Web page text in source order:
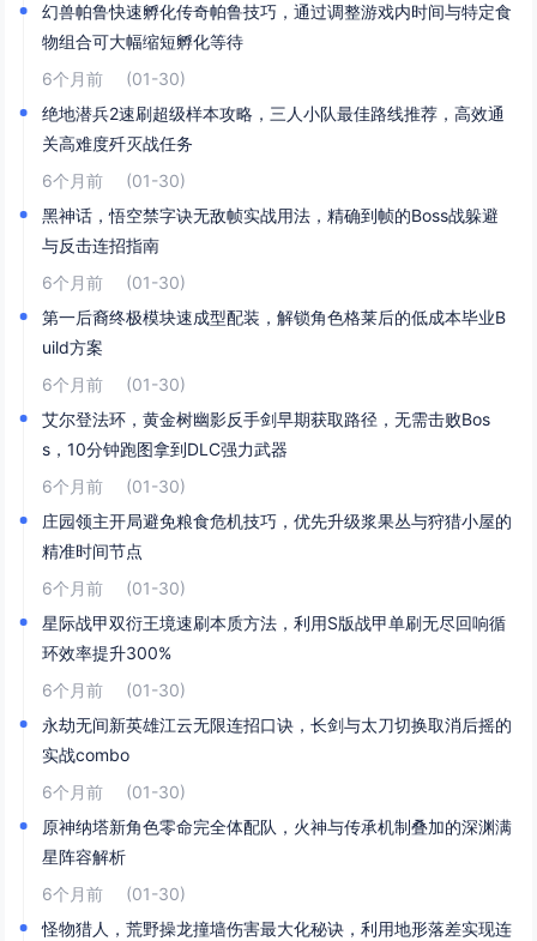
幻兽帕鲁快速孵化传奇帕鲁技巧，通过调整游戏内时间与特定食
物组合可大幅缩短孵化等待
6个月前
(01-30)
绝地潜兵2速刷超级样本攻略，三人小队最佳路线推荐，高效通
关高难度歼灭战任务
6个月前
(01-30)
黑神话，悟空禁字诀无敌帧实战用法，精确到帧的Boss战躲避
与反击连招指南
6个月前
(01-30)
第一后裔终极模块速成型配装，解锁角色格莱后的低成本毕业B
uild方案
6个月前
(01-30)
艾尔登法环，黄金树幽影反手剑早期获取路径，无需击败Bos
s，10分钟跑图拿到DLC强力武器
6个月前
(01-30)
庄园领主开局避免粮食危机技巧，优先升级浆果丛与狩猎小屋的
精准时间节点
6个月前
(01-30)
星际战甲双衍王境速刷本质方法，利用S版战甲单刷无尽回响循
环效率提升300%
6个月前
(01-30)
永劫无间新英雄江云无限连招口诀，长剑与太刀切换取消后摇的
实战combo
6个月前
(01-30)
原神纳塔新角色零命完全体配队，火神与传承机制叠加的深渊满
星阵容解析
6个月前
(01-30)
怪物猎人，荒野操龙撞墙伤害最大化秘诀，利用地形落差实现连